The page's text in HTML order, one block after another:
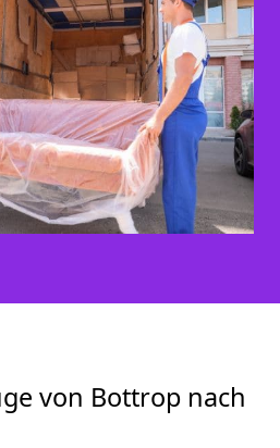
von Bottrop nach